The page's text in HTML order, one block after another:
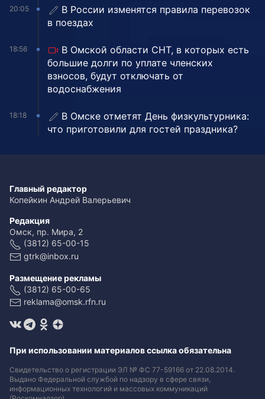
20:05
В России изменятся правила перевозок
в поездах
18:56
В Омской области СНТ, в которых есть
большие долги по уплате членских
взносов, будут отключать от
водоснабжения
18:18
В Омске отметят День физкультурника:
что приготовили для гостей праздника?
Главный редактор
Копейкин Андрей Валерьевич
Редакция
Омск, пр. Мира, 2
(3812) 65-00-15
gtrk@inbox.ru
Размещение рекламы
(3812) 65-00-65
reklama@omsk.rfn.ru
При использовании материалов ссылка обязательна
Свидетельство о регистрации ЭЛ № ФС 77-59166 от 22.08.2014.
Выдано Федеральной службой по надзору в сфере связи,
информационных технологий и массовых коммуникаций